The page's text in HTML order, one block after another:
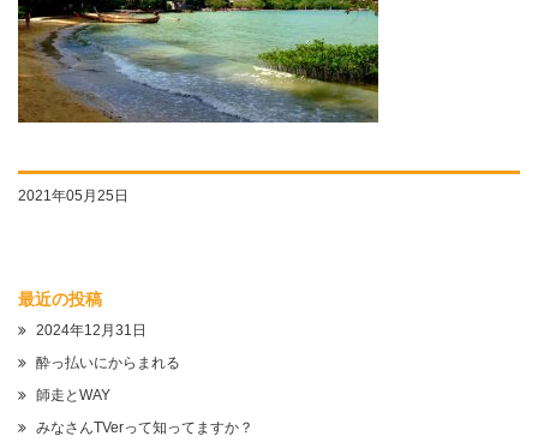
2021年05月25日
最近の投稿
2024年12月31日
酔っ払いにからまれる
師走とWAY
みなさんTVerって知ってますか？